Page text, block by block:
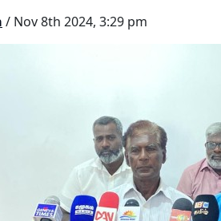
/ Nov 8th 2024, 3:29 pm